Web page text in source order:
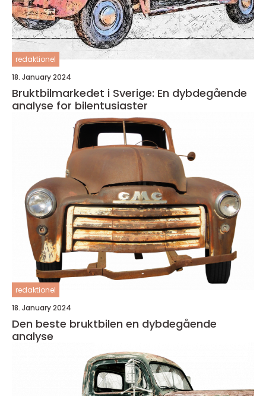
redaktionel
18. January 2024
Bruktbilmarkedet i Sverige: En dybdegående
analyse for bilentusiaster
redaktionel
18. January 2024
Den beste bruktbilen en dybdegående
analyse